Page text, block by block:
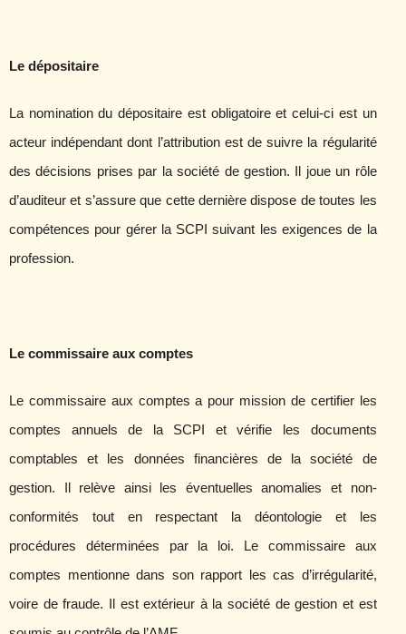
Le dépositaire
La nomination du dépositaire est obligatoire et celui-ci est un
acteur indépendant dont l’attribution est de suivre la régularité
des décisions prises par la société de gestion. Il joue un rôle
d’auditeur et s’assure que cette dernière dispose de toutes les
compétences pour gérer la SCPI suivant les exigences de la
profession.
Le commissaire aux comptes
Le commissaire aux comptes a pour mission de certifier les
comptes annuels de la SCPI et vérifie les documents
comptables et les données financières de la société de
gestion. Il relève ainsi les éventuelles anomalies et non-
conformités tout en respectant la déontologie et les
procédures déterminées par la loi. Le commissaire aux
comptes mentionne dans son rapport les cas d’irrégularité,
voire de fraude. Il est extérieur à la société de gestion et est